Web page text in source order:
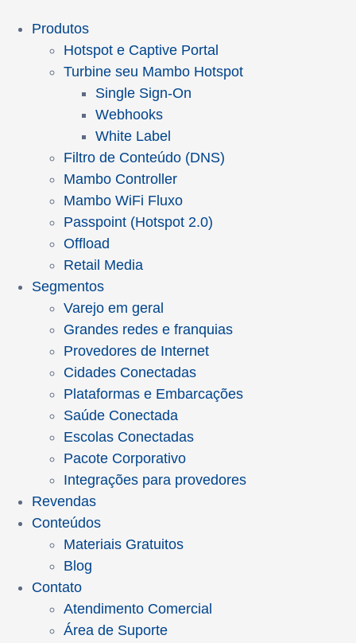
Produtos
Hotspot e Captive Portal
Turbine seu Mambo Hotspot
Single Sign-On
Webhooks
White Label
Filtro de Conteúdo (DNS)
Mambo Controller
Mambo WiFi Fluxo
Passpoint (Hotspot 2.0)
Offload
Retail Media
Segmentos
Varejo em geral
Grandes redes e franquias
Provedores de Internet
Cidades Conectadas
Plataformas e Embarcações
Saúde Conectada
Escolas Conectadas
Pacote Corporativo
Integrações para provedores
Revendas
Conteúdos
Materiais Gratuitos
Blog
Contato
Atendimento Comercial
Área de Suporte